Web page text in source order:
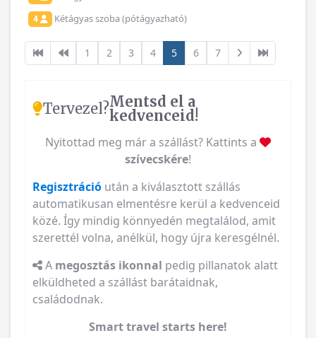
4 Kétágyas szoba (pótágyazható)
1 2 3 4 5 6 7
Tervezel?Mentsd el a
kedvenceid!
Nyitottad meg már a szállást? Kattints a
szívecskére!
Regisztráció után a kiválasztott szállás
automatikusan elmentésre kerül a kedvenceid
közé. Így mindig könnyedén megtalálod, amit
szerettél volna, anélkül, hogy újra keresgélnél.
A megosztás ikonnal pedig pillanatok alatt
elküldheted a szállást barátaidnak,
családodnak.
Smart travel starts here!